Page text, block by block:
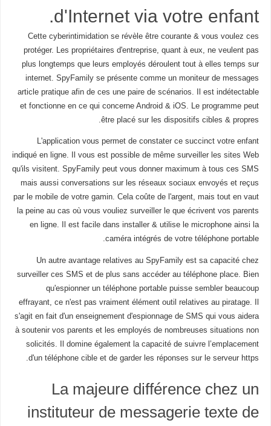
d'Internet via votre enfant.
Cette cyberintimidation se révèle être courante & vous voulez ces
protéger. Les propriétaires d'entreprise, quant à eux, ne veulent pas
plus longtemps que leurs employés déroulent tout à elles temps sur
internet. SpyFamily se présente comme un moniteur de messages
article pratique afin de ces une paire de scénarios. Il est indétectable
et fonctionne en ce qui concerne Android & iOS. Le programme peut
être placé sur les dispositifs cibles & propres.
L'application vous permet de constater ce succinct votre enfant
indiqué en ligne. Il vous est possible de même surveiller les sites Web
qu'ils visitent. SpyFamily peut vous donner maximum à tous ces SMS
mais aussi conversations sur les réseaux sociaux envoyés et reçus
par le mobile de votre gamin. Cela coûte de l'argent, mais tout en vaut
la peine au cas où vous vouliez surveiller le que écrivent vos parents
en ligne. Il est facile dans installer & utilise le microphone ainsi la
caméra intégrés de votre téléphone portable.
Un autre avantage relatives au SpyFamily est sa capacité chez
surveiller ces SMS et de plus sans accéder au téléphone place. Bien
qu'espionner un téléphone portable puisse sembler beaucoup
effrayant, ce n'est pas vraiment élément outil relatives au piratage. Il
s'agit en fait d'un enseignement d'espionnage de SMS qui vous aidera
à soutenir vos parents et les employés de nombreuses situations non
solicités. Il domine également la capacité de suivre l’emplacement
d'un téléphone cible et de garder les réponses sur le serveur https.
La majeure différence chez un
instituteur de messagerie texte de